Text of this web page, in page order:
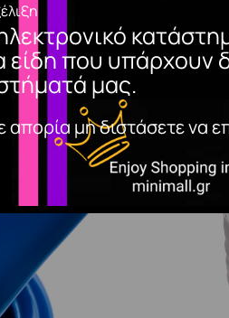
είδη που υπάρχουν
μας.
απορία μη διστάσετε να